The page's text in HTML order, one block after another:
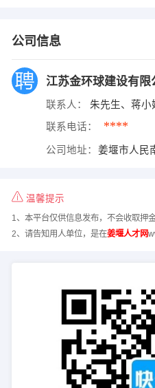
公司信息
江苏金环球建设有限
联系人： 朱先生、蒋小
联系电话： ****
公司地址： 姜堰市人民
温馨提示
1、本平台仅供信息发布，不会收取押金
2、请告知用人单位，是在姜堰人才网